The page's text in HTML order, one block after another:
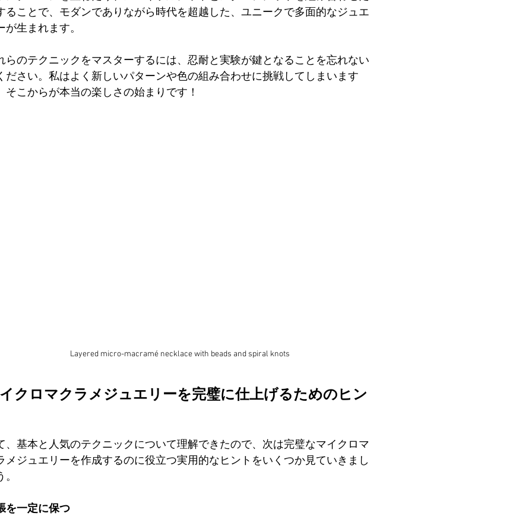
ることで、モダンでありながら時代を超越した、ユニークで多面的なジュエ
が生まれます。
らのテクニックをマスターするには、忍耐と実験が鍵となることを忘れない
ださい。私はよく新しいパターンや色の組み合わせに挑戦してしまいます
そこからが本当の楽しさの始まりです！
Layered micro-macramé necklace with beads and spiral knots
クロマクラメジュエリーを完璧に仕上げるためのヒン
、基本と人気のテクニックについて理解できたので、次は完璧なマイクロマ
メジュエリーを作成するのに役立つ実用的なヒントをいくつか見ていきまし
。
を一定に保つ